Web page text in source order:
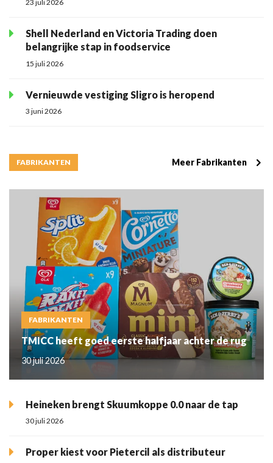
23 juli 2026
Shell Nederland en Victoria Trading doen
belangrijke stap in foodservice
15 juli 2026
Vernieuwde vestiging Sligro is heropend
3 juni 2026
FABRIKANTEN Meer Fabrikanten
FABRIKANTEN
TMICC heeft goed eerste halfjaar achter de rug
30 juli 2026
Heineken brengt Skuumkoppe 0.0 naar de tap
30 juli 2026
Proper kiest voor Pietercil als distributeur